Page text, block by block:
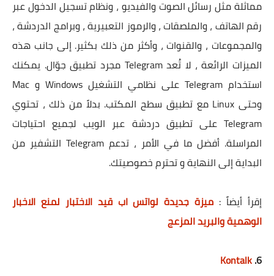
مماثلة مثل رسائل الصوت والفيديو ، ونظام تسجيل الدخول عبر
رقم الهاتف ، والملصقات ، والرموز التعبيرية ، وبرامج الدردشة ،
والمجموعات ، والقنوات ، وأكثر من ذلك بكثير. إلى جانب هذه
الميزات الرائعة ، لا تُعد Telegram مجرد تطبيق جوّال. يمكنك
استخدام Telegram على نظامي التشغيل Windows و Mac
وحتى Linux مع تطبيق سطح المكتب. بدلاً من ذلك ، تحتوي
Telegram على تطبيق دردشة عبر الويب لجميع احتياجات
المراسلة. أفضل ما في الأمر ، تدعم Telegram التشفير من
البداية إلى النهاية و تحترم خصوصيتك.
إقرأ أيضاً : ميزة جديدة لواتس اب قيد الاختبار لمنع الاخبار
الوهمية والبريد المزعج
6.
Kontalk